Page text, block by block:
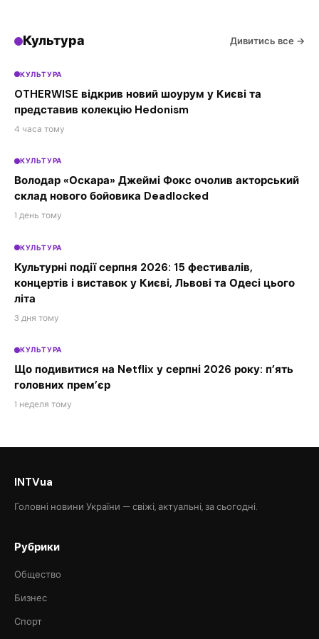
Культура Дивитись все →
КУЛЬТУРА
OTHERWISE відкрив новий шоурум у Києві та
представив колекцію Hedonism
4 часа тому
КУЛЬТУРА
Володар «Оскара» Джеймі Фокс очолив акторський
склад нового бойовика Deadlocked
1 день тому
КУЛЬТУРА
Культурні події серпня 2026: 15 фестивалів,
концертів і виставок у Києві, Львові та Одесі цього
літа
3 дня тому
КУЛЬТУРА
Що подивитися на Netflix у серпні 2026 року: п’ять
головних прем’єр
1 неделя тому
INTVua
Головні новини України — свіжі, актуальні, за сьогодні.
Рубрики
Общество
Бизнес
Спорт